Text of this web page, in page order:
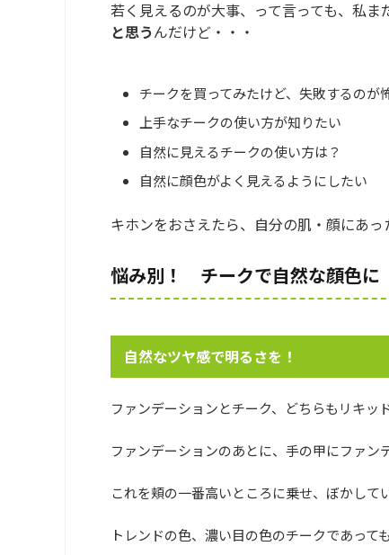
若く見えるのが大事、って言っても、私ま
と思うんだけど・・・
チークを買ってみたけど、失敗するのが
上手なチークの使い方が知りたい
自然に見えるチークの使い方は？
自然に顔色がよく見えるようにしたい
キホンをおさえたら、自分の肌・顔にあ
悩み別！ チークで自然な顔色に
自然なツヤ感で明るさを！
ファンデーションとチーク、どちらもリキッ
ファンデーションのあとに、手の甲にファン
これを頬の一番高いところに乗せ、ぼかして
トレンドの色、濃い目の色のチークであって